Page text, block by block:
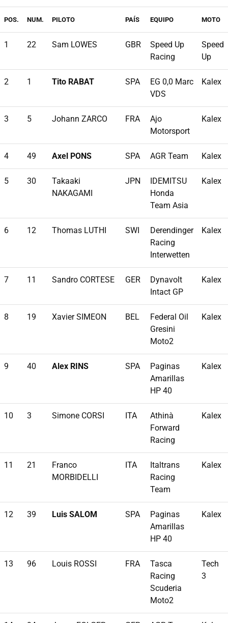
POS. NUM. PILOTO PAÍS EQUIPO MOTO
1 22 Sam LOWES GBR
Speed Up
Racing
Speed
Up
2 1 Tito RABAT SPA
EG 0,0 Marc
VDS
Kalex
3 5 Johann ZARCO FRA
Ajo
Motorsport
Kalex
4 49 Axel PONS SPA AGR Team Kalex
5 30
Takaaki
NAKAGAMI
JPN
IDEMITSU
Honda
Team Asia
Kalex
6 12 Thomas LUTHI SWI
Derendinger
Racing
Interwetten
Kalex
7 11 Sandro CORTESE GER
Dynavolt
Intact GP
Kalex
8 19 Xavier SIMEON BEL
Federal Oil
Gresini
Moto2
Kalex
9 40 Alex RINS SPA
Paginas
Amarillas
HP 40
Kalex
10 3 Simone CORSI ITA
Athinà
Forward
Racing
Kalex
11 21
Franco
MORBIDELLI
ITA
Italtrans
Racing
Team
Kalex
12 39 Luis SALOM SPA
Paginas
Amarillas
HP 40
Kalex
13 96 Louis ROSSI FRA
Tasca
Racing
Scuderia
Moto2
Tech
3